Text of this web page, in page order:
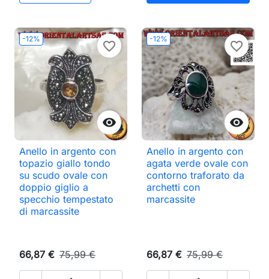
-12%

favorite_border
Anello in argento con
topazio giallo tondo
su scudo ovale con
doppio giglio a
specchio tempestato
di marcassite
66,87 € 75,99 €
-12%

favorite_border
Anello in argento con
agata verde ovale con
contorno traforato da
archetti con
marcassite
66,87 € 75,99 €